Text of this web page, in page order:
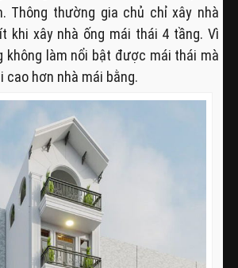
Thông thường gia chủ chỉ xây nhà
khi xây nhà ống mái thái 4 tầng. Vì
không làm nổi bật được mái thái mà
cao hơn nhà mái bằng.